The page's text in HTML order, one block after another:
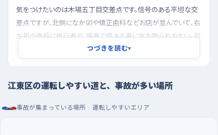
気をつけたいのは木場五丁目交差点です。信号のある平坦な交
差点ですが、北側になか卯や矯正歯科などお店が並んでいて、右
左折の直前に歩行者や、路肩で停まる車に気を取られやすい。前
の車につられて進んでしまいがちなので、交差点の手前で一度ア
がないまま横から車や自転車が出てくる形になります。まっすぐで
つづきを読む▾
江東区の運転しやすい道と、事故が多い場所
事故が集まっている場所 運転しやすいエリア